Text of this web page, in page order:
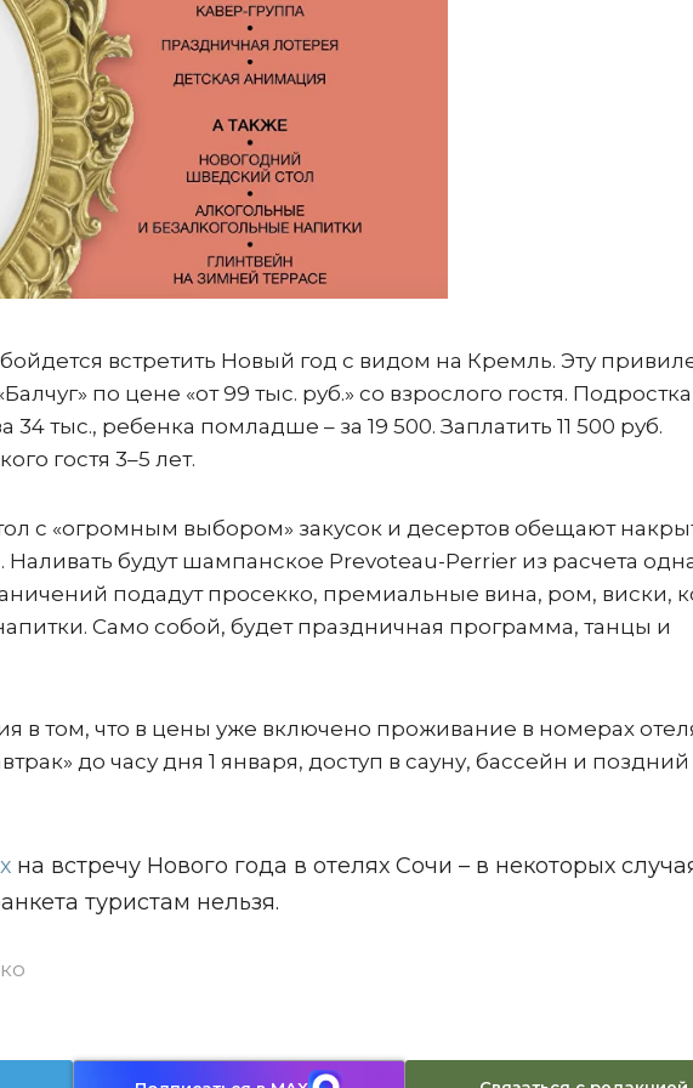
встретить Новый год с видом на Кремль. Эту
по цене «от 99 тыс. руб.» со взрослого гостя. Подростка
34 тыс., ребенка помладше – за 19 500. Заплатить 11 500 руб.
гостя 3–5 лет.
с «огромным выбором» закусок и десертов обещают
будут шампанское Prevoteau-Perrier из расчета
подадут просекко, премиальные вина, ром, виски,
Само собой, будет праздничная программа, танцы и
в том, что в цены уже включено проживание в номерах
до часу дня 1 января, доступ в сауну, бассейн и поздний
на встречу Нового года в отелях Сочи – в некоторых
туристам нельзя.